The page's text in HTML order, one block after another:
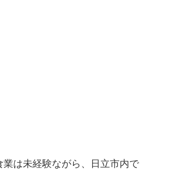
は未経験ながら、日立市内で